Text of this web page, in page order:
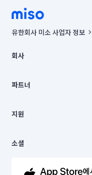
유한회사 미소 사업자 정보
00019 |
주소 | 본사: 서울특별시 종로
컨택센터 : 서울특별시 종로
상품, 상품정보, 거래에 관한
언론 보도 관련 문의:
© 유한회사 미소. Miso, Inc.
회사
채용
파트너
이사
지원
이용약관
문의하기
소셜
유튜브